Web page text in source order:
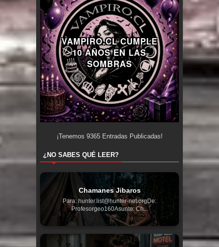
VAMPIRO.CL CUMPLE
10 AÑOS EN LAS
SOMBRAS
¡Tenemos 9365Entradas Publicadas!
¿NO SABES QUÉ LEER?
Chamanes Jibaros
Para: hunter.list@hunter-net.orgDe:
Profesorgeo160Asunto: Ch...